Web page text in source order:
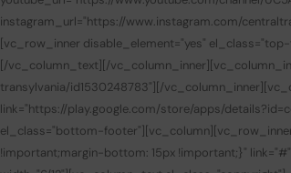
instagram_url="https://www.instagram.com/
[vc_row_inner disable_element="yes"
[/vc_column_text][/
transylvania/id1530248783"][/
link="https://play.google.com/store/apps/
el_class="bottom-
!important;margin-bottom: 15px !important;}"